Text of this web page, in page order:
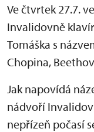
Ve čtvrtek 27.7.
Invalidovně
Tomáška s
Chopina,
Jak napovídá
nádvoří
nepřízeň počasí